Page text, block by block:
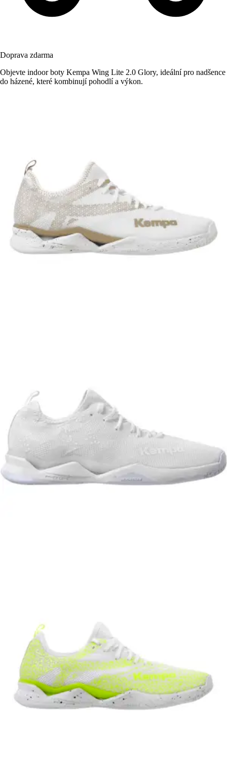
Doprava zdarma
Objevte indoor boty Kempa Wing Lite 2.0 Glory, ideální pro nadšence
do házené, které kombinují pohodlí a výkon.